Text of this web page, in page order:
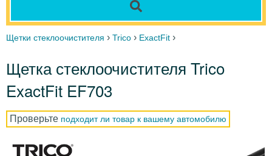
Щетки стеклоочистителя › Trico › ExactFit ›
Щетка стеклоочистителя Trico
ExactFit EF703
Проверьте подходит ли товар к вашему автомобилю